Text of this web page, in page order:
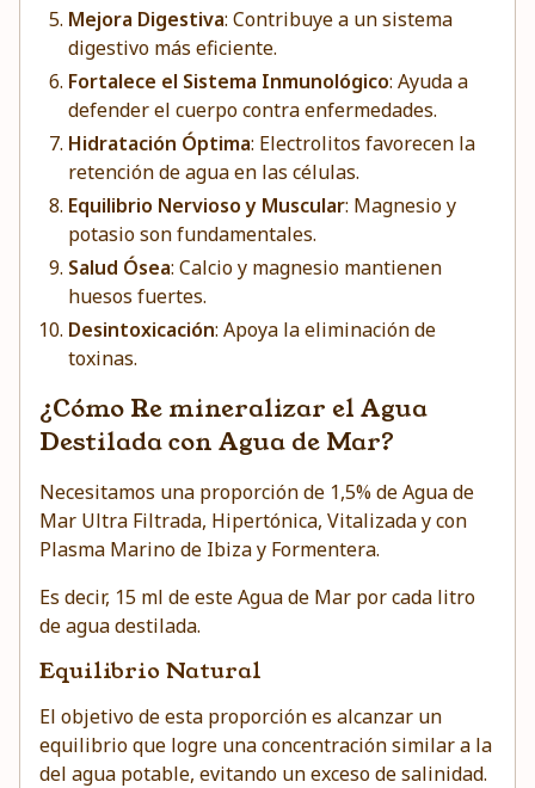
Mejora Digestiva: Contribuye a un sistema
digestivo más eficiente.
Fortalece el Sistema Inmunológico: Ayuda a
defender el cuerpo contra enfermedades.
Hidratación Óptima: Electrolitos favorecen la
retención de agua en las células.
Equilibrio Nervioso y Muscular: Magnesio y
potasio son fundamentales.
Salud Ósea: Calcio y magnesio mantienen
huesos fuertes.
Desintoxicación: Apoya la eliminación de
toxinas.
¿Cómo Re mineralizar el Agua
Destilada con Agua de Mar?
Necesitamos una proporción de 1,5% de Agua de
Mar Ultra Filtrada, Hipertónica, Vitalizada y con
Plasma Marino de Ibiza y Formentera.
Es decir, 15 ml de este Agua de Mar por cada litro
de agua destilada.
Equilibrio Natural
El objetivo de esta proporción es alcanzar un
equilibrio que logre una concentración similar a la
del agua potable, evitando un exceso de salinidad.